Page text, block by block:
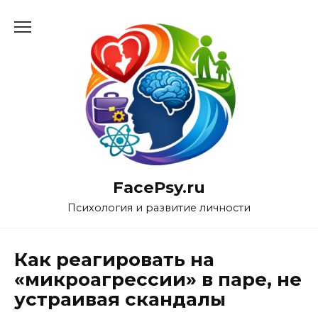
FacePsy.ru
Психология и развитие личности
Как реагировать на
«микроагрессии» в паре, не
устраивая скандалы